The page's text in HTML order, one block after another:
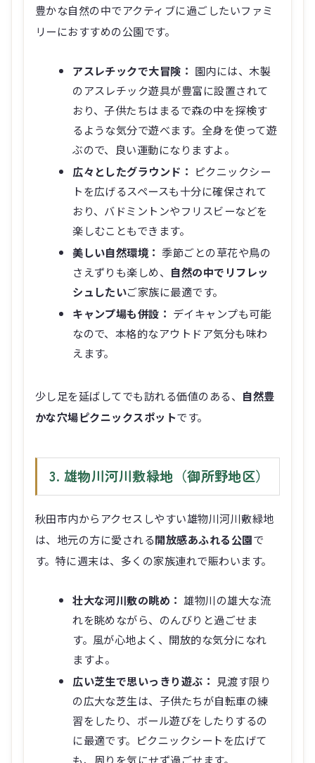
豊かな自然の中でアクティブに過ごしたいファミ
リーにおすすめの公園です。
アスレチックで大冒険： 園内には、木製
のアスレチック遊具が豊富に設置されて
おり、子供たちはまるで森の中を探検す
るような気分で遊べます。全身を使って遊
ぶので、良い運動になりますよ。
広々としたグラウンド： ピクニックシー
トを広げるスペースも十分に確保されて
おり、バドミントンやフリスビーなどを
楽しむこともできます。
美しい自然環境： 季節ごとの草花や鳥の
さえずりも楽しめ、 自然の中でリフレッ
シュしたいご家族に最適です。
キャンプ場も併設： デイキャンプも可能
なので、本格的なアウトドア気分も味わ
えます。
少し足を延ばしてでも訪れる価値のある、 自然豊
かな穴場ピクニックスポットです。
3. 雄物川河川敷緑地（御所野地区）
秋田市内からアクセスしやすい雄物川河川敷緑地
は、地元の方に愛される開放感あふれる公園で
す。特に週末は、多くの家族連れで賑わいます。
壮大な河川敷の眺め： 雄物川の雄大な流
れを眺めながら、のんびりと過ごせま
す。風が心地よく、開放的な気分になれ
ますよ。
広い芝生で思いっきり遊ぶ： 見渡す限り
の広大な芝生は、子供たちが自転車の練
習をしたり、ボール遊びをしたりするの
に最適です。ピクニックシートを広げて
も、周りを気にせず過ごせます。